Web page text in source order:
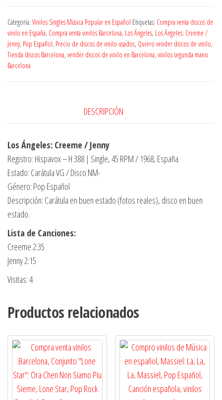
Categoría: Vinilos Singles Música Popular en Español Etiquetas: Compra venta discos de
vinilo en España, Compra venta vinilos Barcelona, Los Ángeles, Los Ángeles: Creeme /
Jenny, Pop Español, Precio de discos de vinilo usados, Quiero vender discos de vinilo,
Tienda discos Barcelona, vender discos de vinilo en Barcelona, vinilos segunda mano
Barcelona
DESCRIPCIÓN
Los Ángeles: Creeme / Jenny
Registro: Hispavox – H 388 | Single, 45 RPM / 1968, España
Estado: Carátula VG / Disco NM-
Género: Pop Español
Descripción: Carátula en buen estado (fotos reales), disco en buen
estado.
Lista de Canciones:
Creeme 2:35
Jenny 2:15
Visitas: 4
Productos relacionados